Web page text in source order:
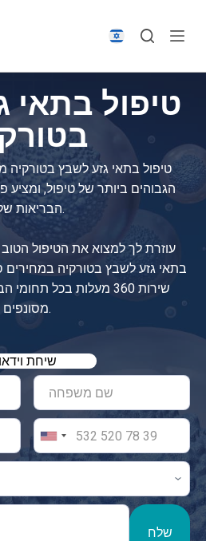
טיפול בתאי
טיפול בתאי גזע לשבץ
הגבוהים ביותר של טיפול, ומציע
הבריאות שלך.
בתאי גזע לשבץ בטורקיה
שירות 360 מעלות בכל
מסונפים.
שיחת וידאו
שלח